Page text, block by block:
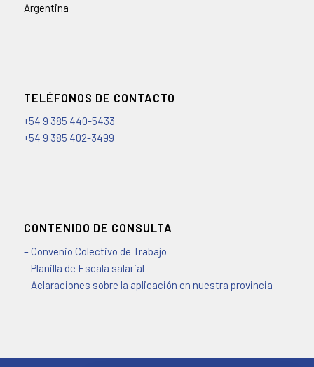
Argentina
TELÉFONOS DE CONTACTO
+54 9 385 440-5433
+54 9 385 402-3499
CONTENIDO DE CONSULTA
– Convenio Colectivo de Trabajo
– Planilla de Escala salarial
– Aclaraciones sobre la aplicación en nuestra provincia